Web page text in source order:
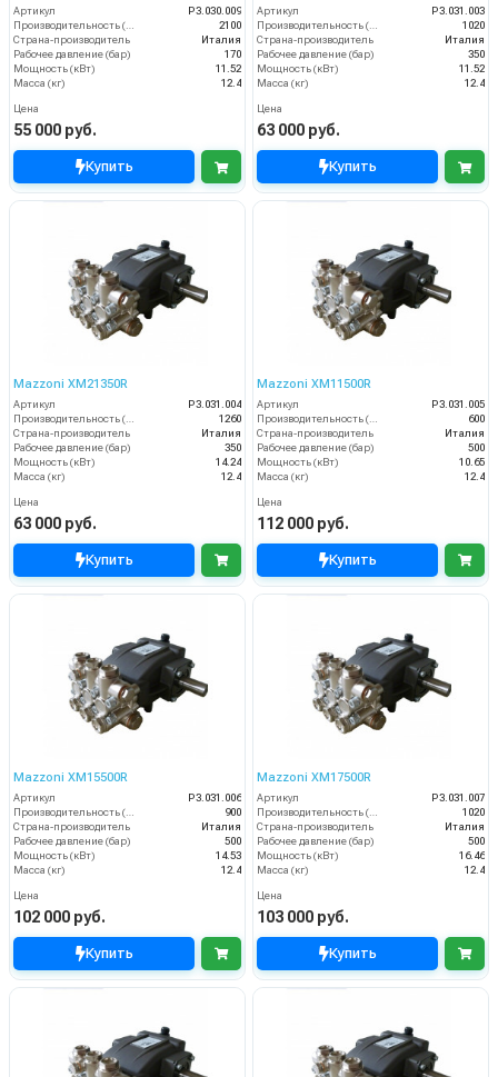
Артикул
P3.030.009
Производительность (л/ч)
2100
Страна-производитель
Италия
Рабочее давление (бар)
170
Мощность (кВт)
11.52
Масса (кг)
12.4
Цена
55 000 руб.
Купить
Артикул
P3.031.003
Производительность (л/ч)
1020
Страна-производитель
Италия
Рабочее давление (бар)
350
Мощность (кВт)
11.52
Масса (кг)
12.4
Цена
63 000 руб.
Купить
Mazzoni XM21350R
Артикул
P3.031.004
1260
Страна-производитель
Италия
Рабочее давление (бар)
350
Мощность (кВт)
14.24
Масса (кг)
12.4
Цена
63 000 руб.
Купить
Mazzoni XM11500R
Артикул
P3.031.005
600
Страна-производитель
Италия
Рабочее давление (бар)
500
Мощность (кВт)
10.65
Масса (кг)
12.4
Цена
112 000 руб.
Купить
Mazzoni XM15500R
Артикул
P3.031.006
900
Страна-производитель
Италия
Рабочее давление (бар)
500
Мощность (кВт)
14.53
Масса (кг)
12.4
Цена
102 000 руб.
Купить
Mazzoni XM17500R
Артикул
P3.031.007
1020
Страна-производитель
Италия
Рабочее давление (бар)
500
Мощность (кВт)
16.46
Масса (кг)
12.4
Цена
103 000 руб.
Купить